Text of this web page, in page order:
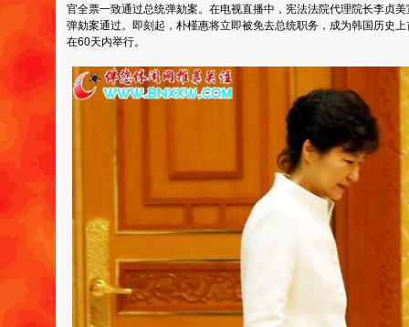
官全票一致通过总统弹劾案。在电视直播中，宪法法院代理院长李贞
弹劾案通过。即刻起，朴槿惠将立即被免去总统职务，成为韩国历史
在60天内举行。